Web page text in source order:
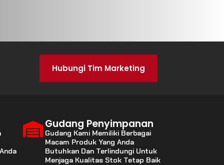
Hubungi Tim Marketing
Gudang Penyimpanan
Gudang Kami Memiliki Berbagai
Macam Produk Yang Anda
Butuhkan Dan Terlindungi Untuk
Menjaga Kualitas Stok Tetap Baik